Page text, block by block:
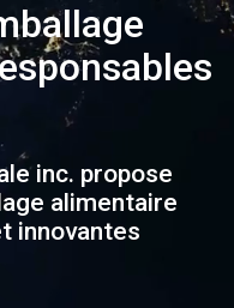
inc. propose
alimentaire
innovantes